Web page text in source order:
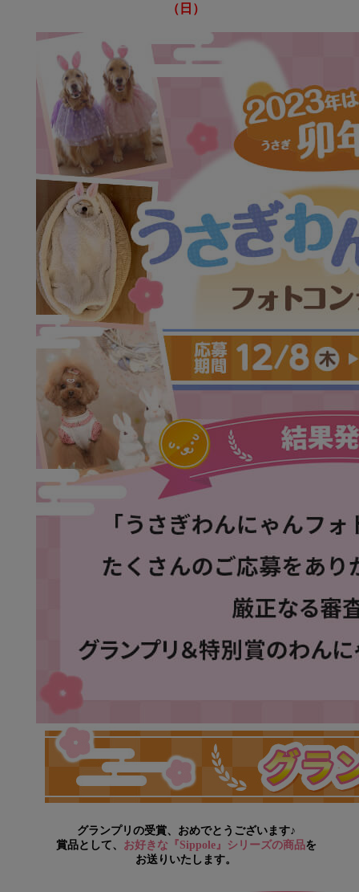
（日）
グランプリの受賞、おめでとうございます♪
賞品として、 お好きな『Sippole』シリーズの商品を
お送りいたします。